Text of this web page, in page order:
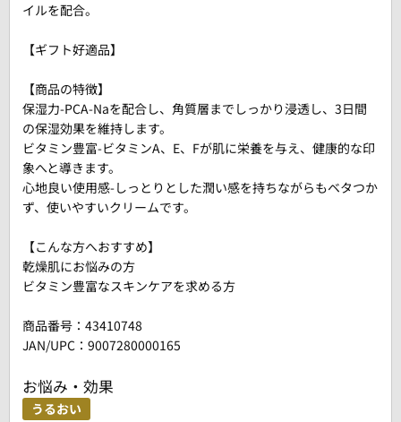
イルを配合。
【ギフト好適品】
【商品の特徴】
保湿力-PCA-Naを配合し、角質層までしっかり浸透し、3日間
の保湿効果を維持します。
ビタミン豊富-ビタミンA、E、Fが肌に栄養を与え、健康的な印
象へと導きます。
心地良い使用感-しっとりとした潤い感を持ちながらもベタつか
ず、使いやすいクリームです。
【こんな方へおすすめ】
乾燥肌にお悩みの方
ビタミン豊富なスキンケアを求める方
商品番号： 43410748
JAN/UPC：9007280000165
お悩み・効果
うるおい